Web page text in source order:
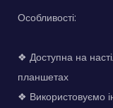
Особливості:
❖ Доступна на
планшетах
❖ Використовуємо